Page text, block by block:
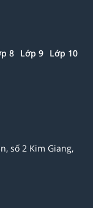
8 Lớp 9 Lớp 10
số 2 Kim Giang,